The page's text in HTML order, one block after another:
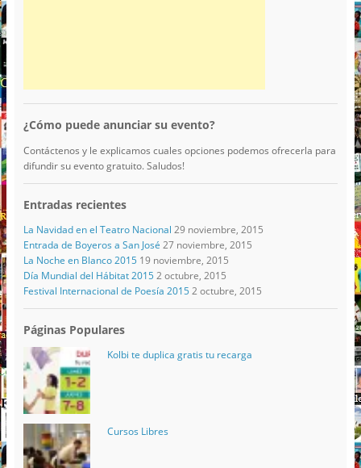
¿Cómo puede anunciar su evento?
Contáctenos y le explicamos cuales opciones podemos ofrecerla para
difundir su evento gratuito. Saludos!
Entradas recientes
La Navidad en el Teatro Nacional 29 noviembre, 2015
Entrada de Boyeros a San José 27 noviembre, 2015
La Noche en Blanco 2015 19 noviembre, 2015
Día Mundial del Hábitat 2015 2 octubre, 2015
Festival Internacional de Poesía 2015 2 octubre, 2015
Páginas Populares
Kolbi te duplica gratis tu recarga
Cursos Libres